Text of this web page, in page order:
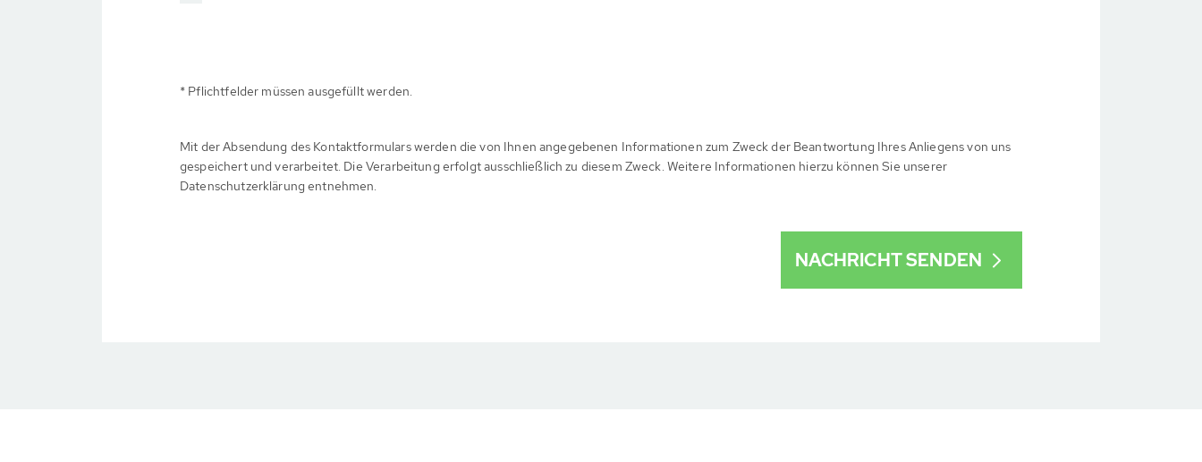
* Pflichtfelder müssen ausgefüllt werden.
Mit der Absendung des Kontaktformulars werden die von Ihnen angegebenen Informationen zum Zweck der Beantwortung Ihres Anliegens von uns
gespeichert und verarbeitet. Die Verarbeitung erfolgt ausschließlich zu diesem Zweck. Weitere Informationen hierzu können Sie unserer
Datenschutzerklärung entnehmen.